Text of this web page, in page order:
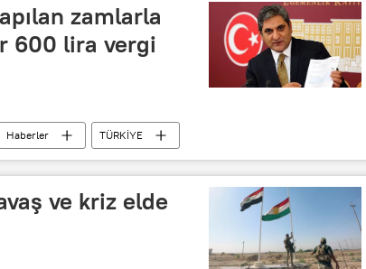
zamlarla
600 lira vergi
Haberler
TÜRKİYE
ve kriz elde